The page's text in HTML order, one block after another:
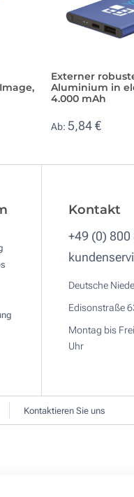
Externer
Aluminium in
4.000 mAh
Ab: 5,84 €
Kontakt
+49 (0)
Deutsche
Edisonstraße
Montag bis
Uhr
Kontaktieren Sie uns